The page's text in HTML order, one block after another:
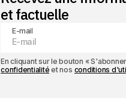
et factuelle
E-mail
En cliquant sur le bouton «
confidentialité et nos conditions